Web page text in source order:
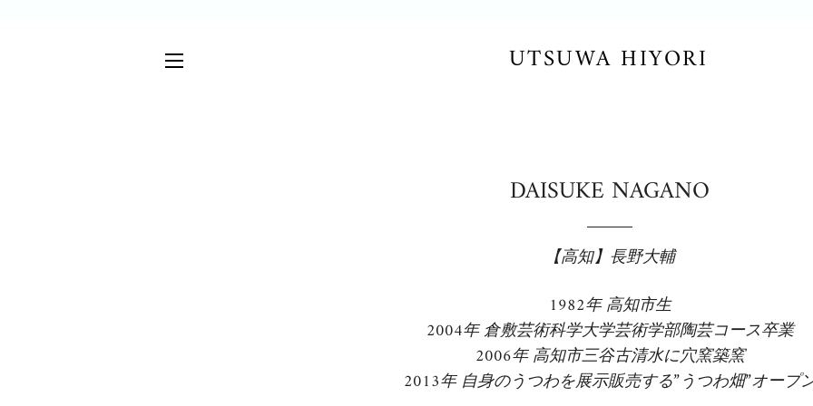
UTSUWA HIYORI
DAISUKE NAGANO
【高知】長野大輔
1982年 高知市生
2004年 倉敷芸術科学大学芸術学部陶芸コース卒業
2006年 高知市三谷古清水に穴窯築窯
2013年 自身のうつわを展示販売する”うつわ畑”オープ